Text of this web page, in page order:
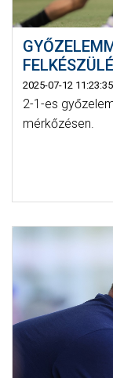
2025-07-12 11:23:35
2-1-es
mérkőzésen.